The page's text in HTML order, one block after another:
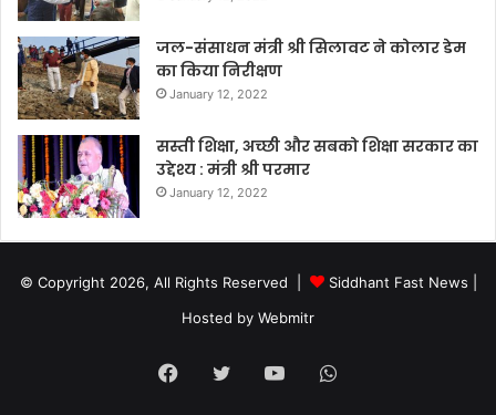
जल-संसाधन मंत्री श्री सिलावट ने कोलार डेम
का किया निरीक्षण
January 12, 2022
सस्ती शिक्षा, अच्छी और सबको शिक्षा सरकार का
उद्देश्य : मंत्री श्री परमार
January 12, 2022
© Copyright 2026, All Rights Reserved | Siddhant Fast News
Hosted by Webmitr
Facebook
Twitter YouTubeWhatsApp